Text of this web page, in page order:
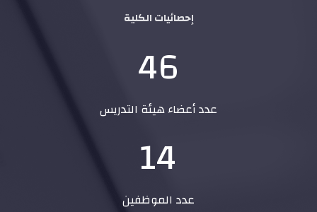
إحصائيات الكلية
46
عدد أعضاء هيئة التدريس
14
عدد الموظفين